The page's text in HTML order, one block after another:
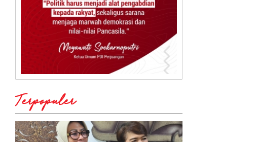
Terpopuler